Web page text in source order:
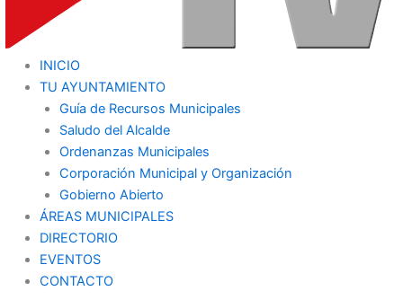
INICIO
TU AYUNTAMIENTO
Guía de Recursos Municipales
Saludo del Alcalde
Ordenanzas Municipales
Corporación Municipal y Organización
Gobierno Abierto
ÁREAS MUNICIPALES
DIRECTORIO
EVENTOS
CONTACTO